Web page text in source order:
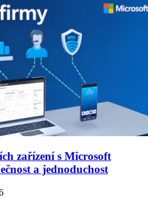
zařízení s Microsoft
a jednoduchost